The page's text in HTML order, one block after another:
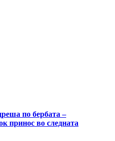
по бербата –
принос во следната